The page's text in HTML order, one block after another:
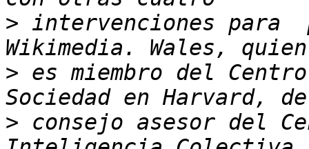
> intervenciones para
> es miembro del
> consejo asesor del